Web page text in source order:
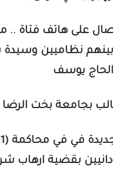
نظاميين
يوسف
بجامعة بخت الرضا
بقضية ارهاب